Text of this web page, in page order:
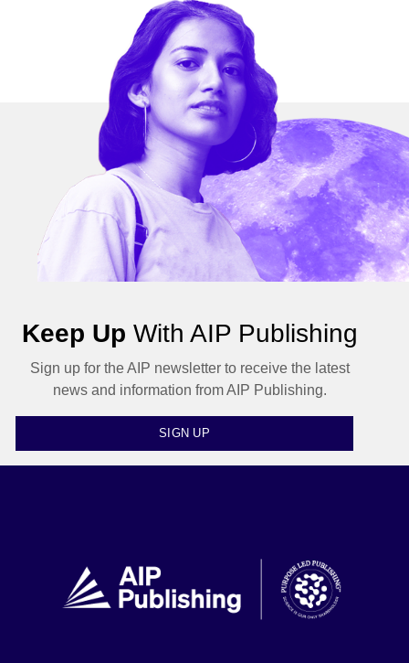
Keep Up With AIP Publishing
Sign up for the AIP newsletter to receive the latest
news and information from AIP Publishing.
SIGN UP